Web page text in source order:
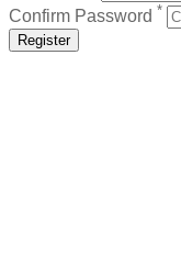
Confirm Password *
Register